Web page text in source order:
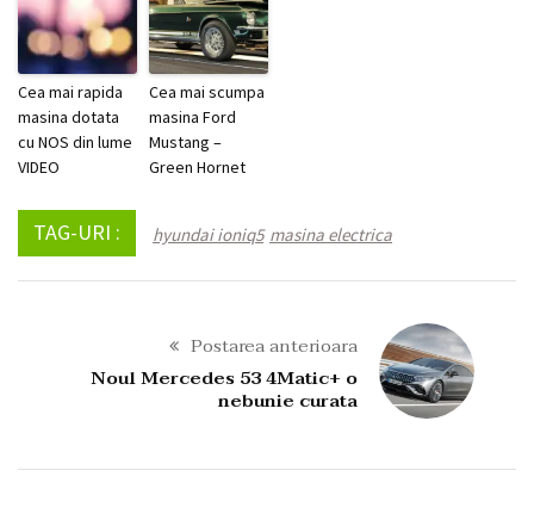
Cea mai rapida
masina dotata
cu NOS din lume
VIDEO
Cea mai scumpa
masina Ford
Mustang –
Green Hornet
TAG-URI : hyundai ioniq5 masina electrica
Postarea anterioara
Noul Mercedes 53 4Matic+ o
nebunie curata